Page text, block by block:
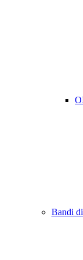
Bandi